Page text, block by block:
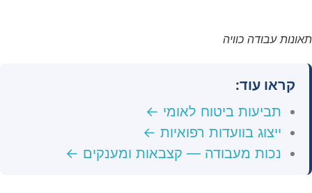
תאונות עבודה כוויה
קראו עוד:
תביעות ביטוח לאומי ←
ייצוג בוועדות רפואיות ←
נכות מעבודה — קצבאות ומענקים ←